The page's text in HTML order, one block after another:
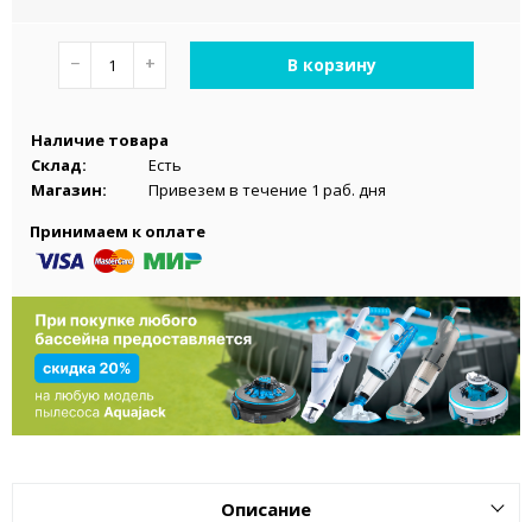
− + В корзину
Наличие товара
Склад:
Есть
Магазин:
Привезем в течение 1 раб. дня
Принимаем к оплате
Описание